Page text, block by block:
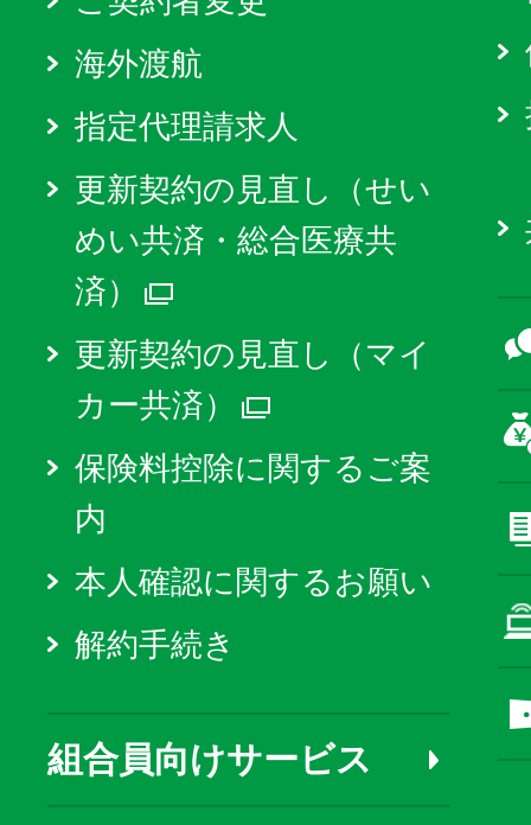
海外渡航
指定代理請求人
更新契約の見直し（せい
めい共済・総合医療共
済）
更新契約の見直し（マイ
カー共済）
別ウィンドウで
保険料控除に関するご案
内
本人確認に関するお願い
解約手続き
組合員向けサービス